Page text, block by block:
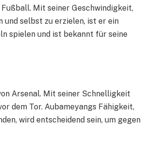
Mit seiner Geschwindigkeit,
und selbst zu erzielen, ist er ein
spielen und ist bekannt für seine
Arsenal. Mit seiner Schnelligkeit
dem Tor. Aubameyangs Fähigkeit,
wird entscheidend sein, um gegen